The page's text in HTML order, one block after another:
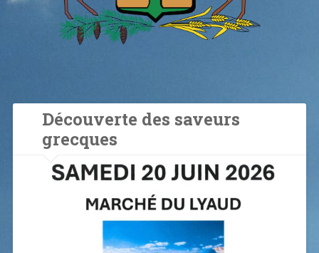
Découverte des saveurs
grecques